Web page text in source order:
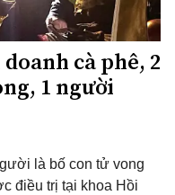
cà phê, 2
1 người
là bố con tử vong
điều trị tại khoa Hồi